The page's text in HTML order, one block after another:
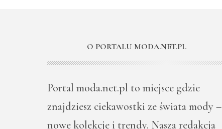
O PORTALU MODA.NET.PL
Portal moda.net.pl to miejsce gdzie
znajdziesz ciekawostki ze świata mody –
nowe kolekcje i trendy. Nasza redakcja